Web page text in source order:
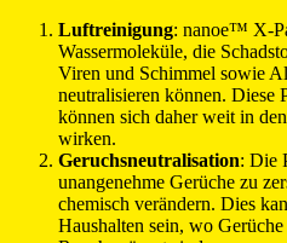
Luftreinigung: nanoe™ X-
Wassermoleküle, die
Viren und Schimmel sowie
neutralisieren können. Diese
können sich daher weit in
wirken.
Geruchsneutralisation: Die
unangenehme Gerüche zu
chemisch verändern. Dies
Haushalten sein, wo